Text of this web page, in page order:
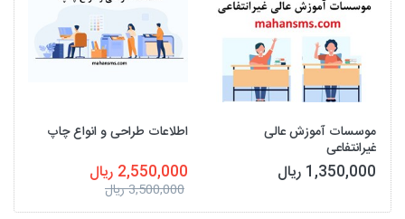
موسسات آموزش عالی
غیرانتفاعی
1,350,000 ریال
اطلاعات طراحی و انواع چاپ
2,550,000 ریال
3,500,000 ریال